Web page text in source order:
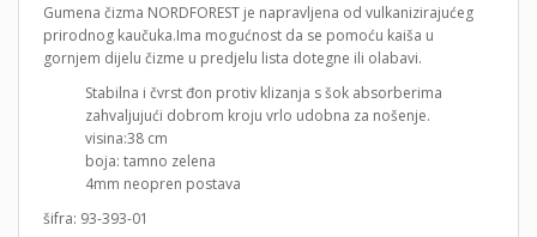
Gumena čizma NORDFOREST je napravljena od vulkanizirajućeg
prirodnog kaučuka.Ima mogućnost da se pomoću kaiša u
gornjem dijelu čizme u predjelu lista dotegne ili olabavi.
Stabilna i čvrst đon protiv klizanja s šok absorberima
zahvaljujući dobrom kroju vrlo udobna za nošenje.
visina:38 cm
boja: tamno zelena
4mm neopren postava
šifra: 93-393-01